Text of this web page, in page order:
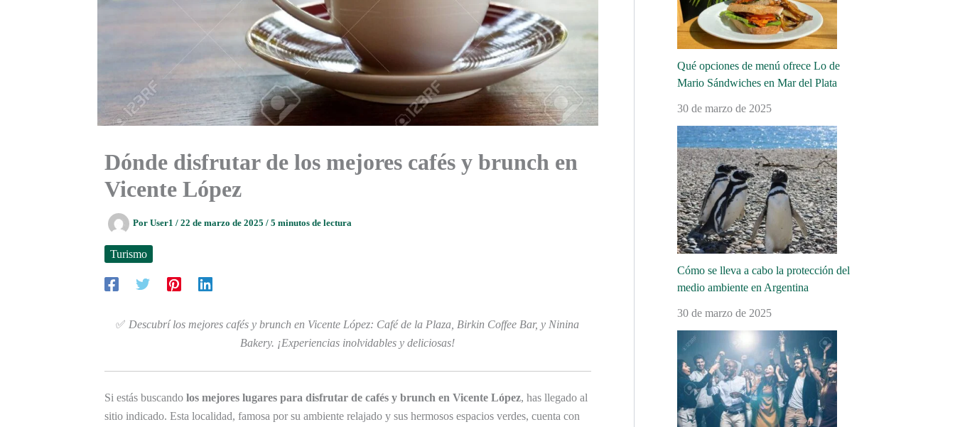
Dónde disfrutar de los mejores cafés y brunch en
Vicente López
Por User1 / 22 de marzo de 2025 / 5 minutos de lectura
Turismo
✅ Descubrí los mejores cafés y brunch en Vicente López: Café de la Plaza, Birkin Coffee Bar, y Ninina
Bakery. ¡Experiencias inolvidables y deliciosas!
Si estás buscando los mejores lugares para disfrutar de cafés y brunch en Vicente López, has llegado al
sitio indicado. Esta localidad, famosa por su ambiente relajado y sus hermosos espacios verdes, cuenta con
Qué opciones de menú ofrece Lo de
Mario Sándwiches en Mar del Plata
30 de marzo de 2025
Cómo se lleva a cabo la protección del
medio ambiente en Argentina
30 de marzo de 2025